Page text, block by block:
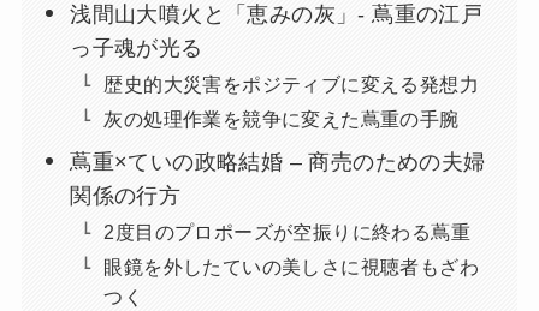
浅間山大噴火と「恵みの灰」- 蔦重の江戸
っ子魂が光る
歴史的大災害をポジティブに変える発想力
灰の処理作業を競争に変えた蔦重の手腕
蔦重×ていの政略結婚 – 商売のための夫婦
関係の行方
2度目のプロポーズが空振りに終わる蔦重
眼鏡を外したていの美しさに視聴者もざわ
つく